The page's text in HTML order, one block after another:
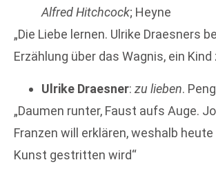
Alfred Hitchcock; Heyne
„Die Liebe lernen. Ulrike Draesners
Erzählung über das Wagnis, ein
Ulrike Draesner: zu lieben.
„Daumen runter, Faust aufs Auge.
Franzen will erklären, weshalb
Kunst gestritten wird“